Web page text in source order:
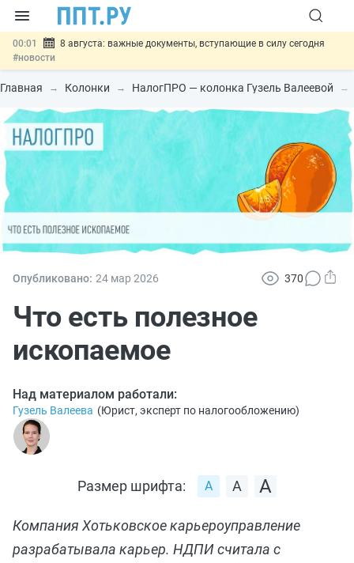
00:01
8 августа: важные документы, вступающие в силу сегодня
#новости
07.08 Подписан закон о блокировке продажи опасных товаров через
«Честный знак»#новости
07.08
Госпошлину за устранение ошибок в документах предлагают
отменить
#новости
07.08
Важно
Разработают единые критерии трудовых и ГПХ-
#новости
Главная Колонки НалогПРО — колонка Гузель Валеевой
Опубликовано: 24 мар 2026 370
Что есть полезное
ископаемое
Над материалом работали:
Гузель Валеева (Юрист, эксперт по налогообложению)
Размер шрифта:
Компания Хотьковское карьероуправление
разрабатывала карьер. НДПИ считала с